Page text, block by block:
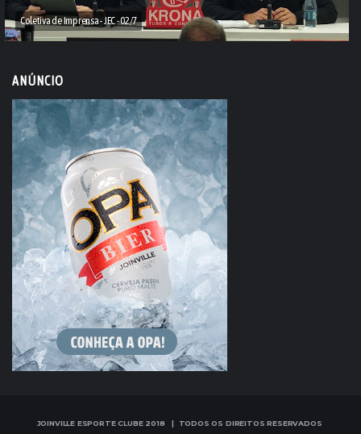
Coletiva de Imprensa - JEC - 02/7
ANÚNCIO
JOINVILLE ESPORTE CLUBE 2018 | TODOS OS DIREITOS RESERVADOS